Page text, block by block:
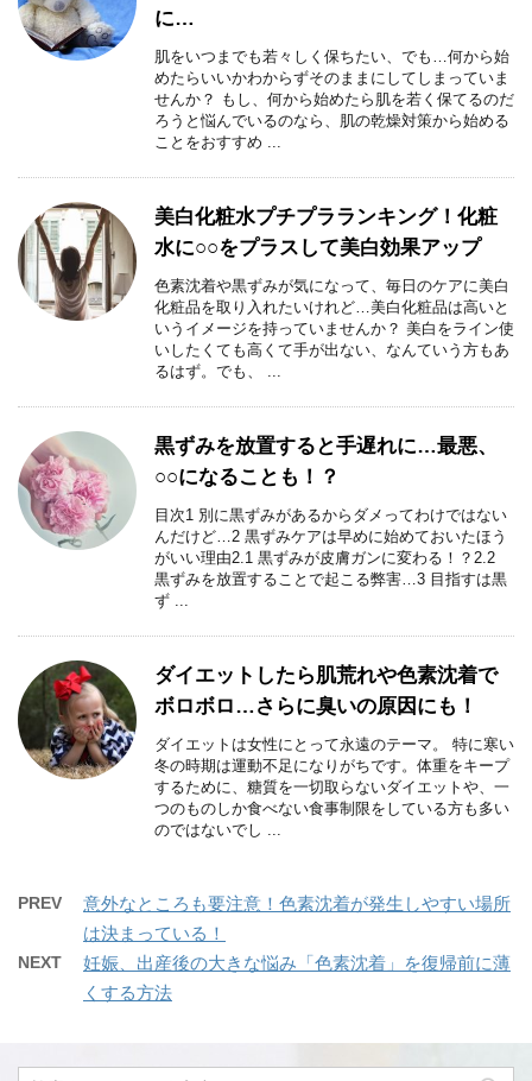
に…
肌をいつまでも若々しく保ちたい、でも…何から始
めたらいいかわからずそのままにしてしまっていま
せんか？ もし、何から始めたら肌を若く保てるのだ
ろうと悩んでいるのなら、肌の乾燥対策から始める
ことをおすすめ ...
美白化粧水プチプラランキング！化粧
水に○○をプラスして美白効果アップ
色素沈着や黒ずみが気になって、毎日のケアに美白
化粧品を取り入れたいけれど…美白化粧品は高いと
いうイメージを持っていませんか？ 美白をライン使
いしたくても高くて手が出ない、なんていう方もあ
るはず。でも、 ...
黒ずみを放置すると手遅れに…最悪、
○○になることも！？
目次1 別に黒ずみがあるからダメってわけではない
んだけど…2 黒ずみケアは早めに始めておいたほう
がいい理由2.1 黒ずみが皮膚ガンに変わる！？2.2
黒ずみを放置することで起こる弊害…3 目指すは黒
ず ...
ダイエットしたら肌荒れや色素沈着で
ボロボロ…さらに臭いの原因にも！
ダイエットは女性にとって永遠のテーマ。 特に寒い
冬の時期は運動不足になりがちです。体重をキープ
するために、糖質を一切取らないダイエットや、一
つのものしか食べない食事制限をしている方も多い
のではないでし ...
PREV
意外なところも要注意！色素沈着が発生しやすい場所
は決まっている！
NEXT
妊娠、出産後の大きな悩み「色素沈着」を復帰前に薄
くする方法